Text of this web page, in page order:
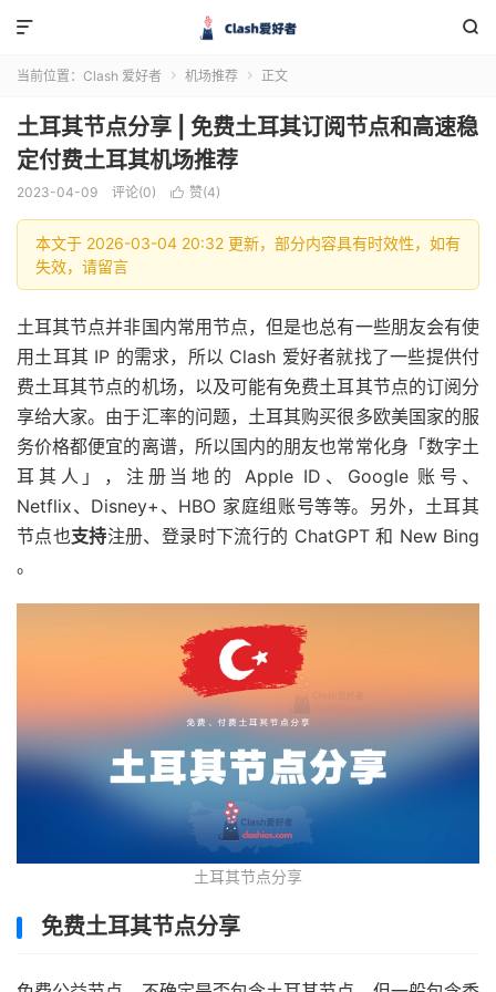


当前位置： Clash 爱好者  机场推荐  正文
土耳其节点分享 | 免费土耳其订阅节点和高速稳
定付费土耳其机场推荐
2023-04-09 评论(0)  赞(4)
本文于 2026-03-04 20:32 更新，部分内容具有时效性，如有
失效，请留言
土耳其节点并非国内常用节点，但是也总有一些朋友会有使
用土耳其 IP 的需求，所以 Clash 爱好者就找了一些提供付
费土耳其节点的机场，以及可能有免费土耳其节点的订阅分
享给大家。由于汇率的问题，土耳其购买很多欧美国家的服
务价格都便宜的离谱，所以国内的朋友也常常化身「数字土
耳其人」，注册当地的 Apple ID、Google 账号、
Netflix、Disney+、HBO 家庭组账号等等。另外，土耳其
节点也支持注册、登录时下流行的 ChatGPT 和 New Bing
。
土耳其节点分享
免费土耳其节点分享